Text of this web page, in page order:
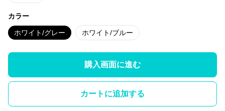
カラー
ホワイト/グレー ホワイト/ブルー
購入画面に進む
カートに追加する